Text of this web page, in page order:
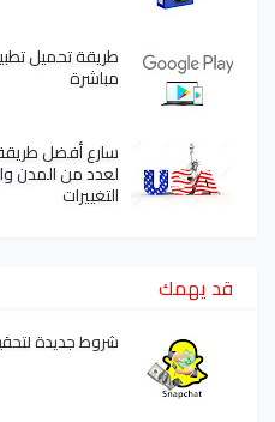
مباشرة
سارع أفضل
لعدد من المدن
التغييرات
قد يهمك
شروط جديدة